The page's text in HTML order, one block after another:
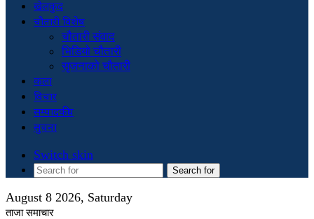
खेलकुद
चौतारी विशेष
चौतारी संवाद
भिडियो चौतारी
सृजनाको चौतारी
कला
विचार
सम्पादकीय
सुचना
Switch skin
Search for
August 8 2026, Saturday
ताजा समाचार